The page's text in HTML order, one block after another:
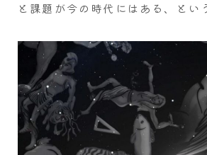
と課題が今の時代にはある、とい